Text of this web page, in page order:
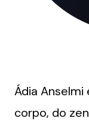
Ádia Anselmi
corpo, do